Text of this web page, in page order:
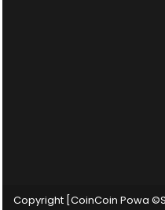
Copyright [CoinCoin Powa